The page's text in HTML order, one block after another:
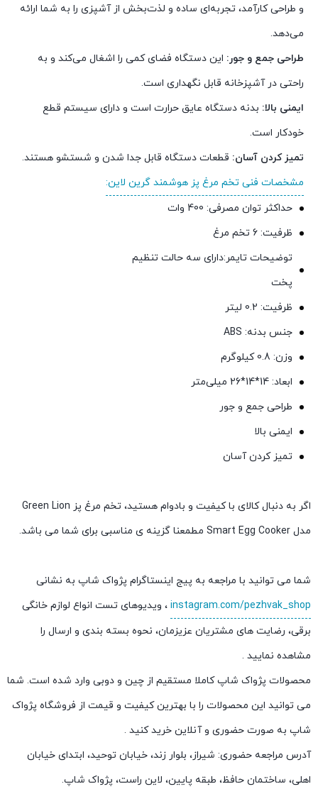
و طراحی کارآمد، تجربه‌ای ساده و لذت‌بخش از آشپزی را به شما ارائه
می‌دهد.
طراحی جمع و جور: این دستگاه فضای کمی را اشغال می‌کند و به
راحتی در آشپزخانه قابل نگهداری است.
ایمنی بالا: بدنه دستگاه عایق حرارت است و دارای سیستم قطع
خودکار است.
تمیز کردن آسان: قطعات دستگاه قابل جدا شدن و شستشو هستند.
مشخصات فنی تخم مرغ پز هوشمند گرین لاین:
حداکثر توان مصرفی: 400 وات
ظرفیت: 6 تخم مرغ
توضیحات تایمر:دارای سه حالت تنظیم
پخت
ظرفیت: 0.2 لیتر
جنس بدنه: ABS
وزن: 0.8 کیلوگرم
ابعاد: 14*14*26 میلی‌متر
طراحی جمع و جور
ایمنی بالا
تمیز کردن آسان
اگر به دنبال کالای با کیفیت و بادوام هستید، تخم مرغ پز Green Lion
مدل Smart Egg Cooker مطمعنا گزینه ی مناسبی برای شما می باشد.
شما می توانید با مراجعه به پیج اینستاگرام پژواک شاپ به نشانی
instagram.com/pezhvak_shop ، ویدیوهای تست انواع لوازم خانگی
برقی، رضایت های مشتریان عزیزمان، نحوه بسته بندی و ارسال را
مشاهده نمایید .
محصولات پژواک شاپ کاملا مستقیم از چین و دوبی وارد شده است. شما
می توانید این محصولات را با بهترین کیفیت و قیمت از فروشگاه پژواک
شاپ به صورت حضوری و آنلاین خرید کنید .
آدرس مراجعه حضوری: شیراز، بلوار زند، خیابان توحید، ابتدای خیابان
اهلی، ساختمان حافظ، طبقه پایین، لاین راست، پژواک شاپ.